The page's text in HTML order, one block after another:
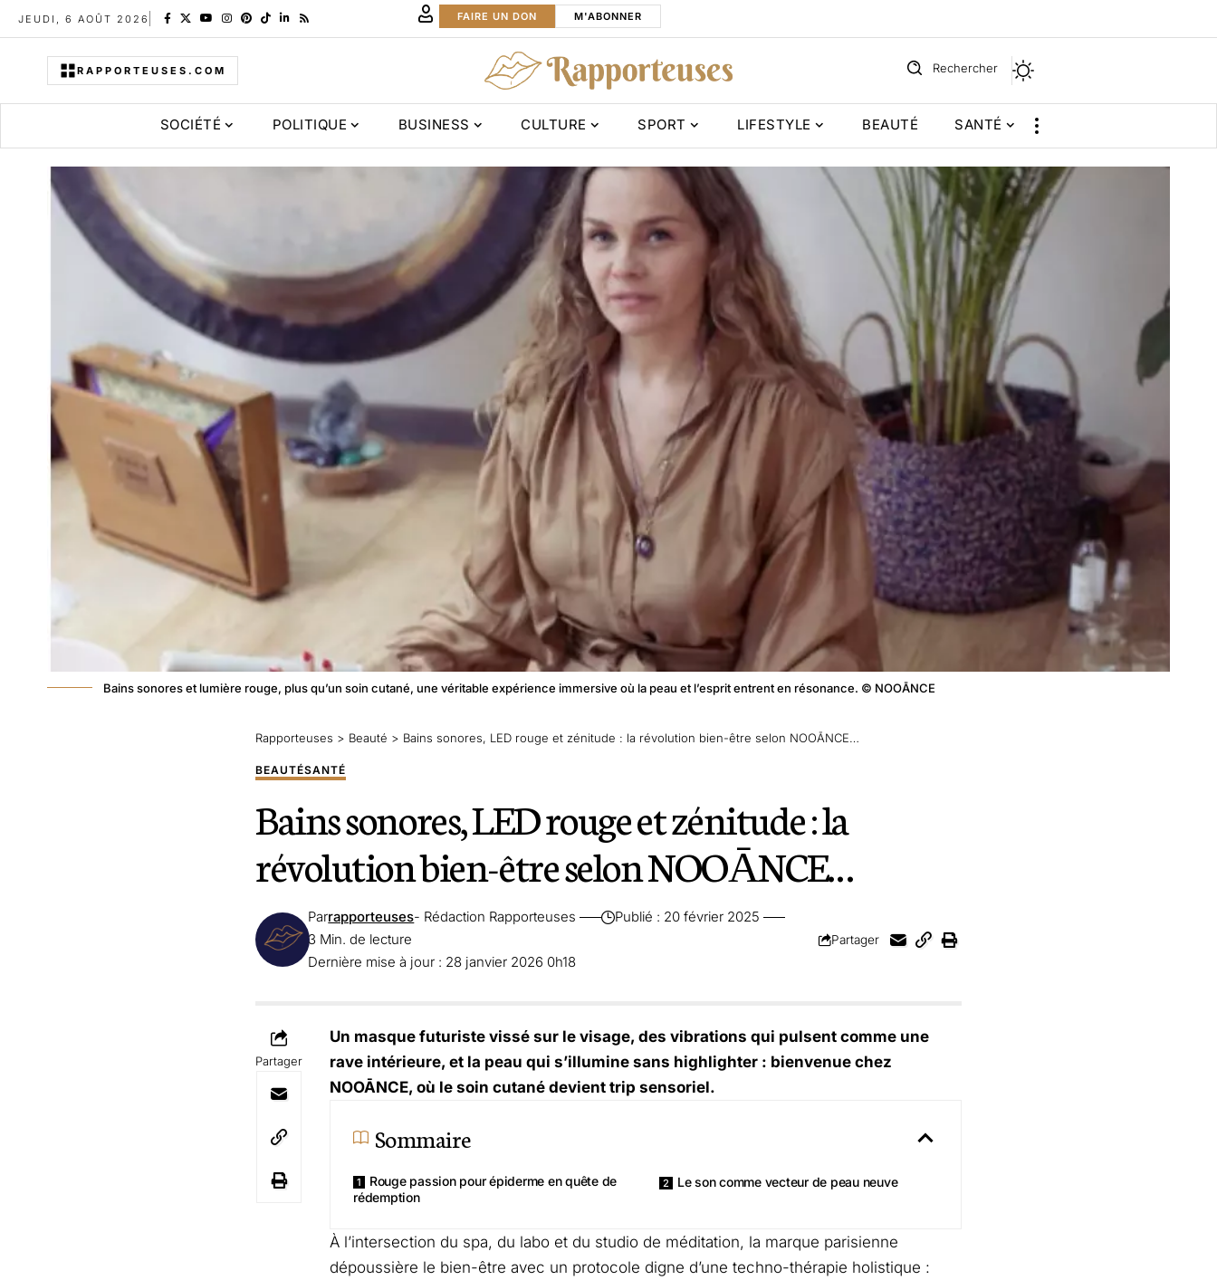
JEUDI, 6 AOÛT 2026 FAIRE UN DON M'ABONNER
RAPPORTEUSES.COM Rechercher
SOCIÉTÉ POLITIQUE BUSINESS CULTURE SPORT LIFESTYLE BEAUTÉ SANTÉ
Bains sonores et lumière rouge, plus qu’un soin cutané, une véritable expérience immersive où la peau et l’esprit entrent en résonance. © NOOĀNCE
Rapporteuses > Beauté > Bains sonores, LED rouge et zénitude : la révolution bien-être selon NOOĀNCE…
BEAUTÉSANTÉ
Bains sonores, LED rouge et zénitude : la
révolution bien-être selon NOOĀNCE…
Dernière mise à jour : 28 janvier 2026 0h18
Parrapporteuses- Rédaction Rapporteuses
Publié : 20 février 2025
3 Min. de lecture
Partager
Partager
Un masque futuriste vissé sur le visage, des vibrations qui pulsent comme une
rave intérieure, et la peau qui s’illumine sans highlighter : bienvenue chez
NOOĀNCE, où le soin cutané devient trip sensoriel.
Sommaire
Rouge passion pour épiderme en quête de
rédemption
Le son comme vecteur de peau neuve
À l’intersection du spa, du labo et du studio de méditation, la marque parisienne
dépoussière le bien-être avec un protocole digne d’une techno-thérapie holistique :